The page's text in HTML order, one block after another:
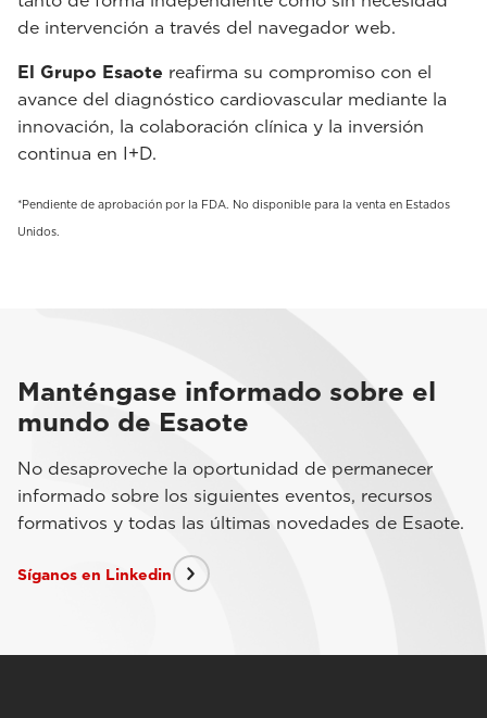
de intervención a través del navegador web.
El Grupo Esaote reafirma su compromiso con el
avance del diagnóstico cardiovascular mediante la
innovación, la colaboración clínica y la inversión
continua en I+D.
*Pendiente de aprobación por la FDA. No disponible para la venta en Estados
Unidos.
Manténgase informado sobre el
mundo de Esaote
No desaproveche la oportunidad de permanecer
informado sobre los siguientes eventos, recursos
formativos y todas las últimas novedades de Esaote.
Síganos en Linkedin